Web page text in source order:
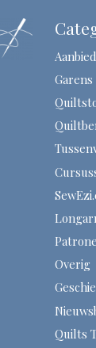
Overig
Quilts